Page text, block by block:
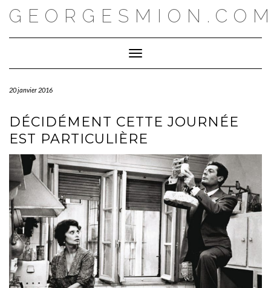
Toggle Navigation
20 janvier 2016
DÉCIDÉMENT CETTE JOURNÉE
EST PARTICULIÈRE